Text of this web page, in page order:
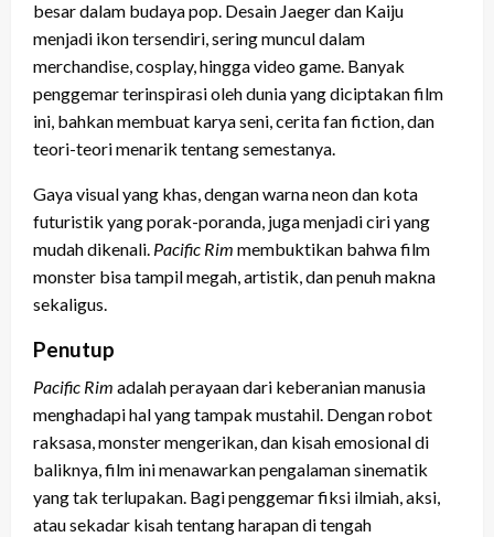
besar dalam budaya pop. Desain Jaeger dan Kaiju
menjadi ikon tersendiri, sering muncul dalam
merchandise, cosplay, hingga video game. Banyak
penggemar terinspirasi oleh dunia yang diciptakan film
ini, bahkan membuat karya seni, cerita fan fiction, dan
teori-teori menarik tentang semestanya.
Gaya visual yang khas, dengan warna neon dan kota
futuristik yang porak-poranda, juga menjadi ciri yang
mudah dikenali. Pacific Rim membuktikan bahwa film
monster bisa tampil megah, artistik, dan penuh makna
sekaligus.
Penutup
Pacific Rim adalah perayaan dari keberanian manusia
menghadapi hal yang tampak mustahil. Dengan robot
raksasa, monster mengerikan, dan kisah emosional di
baliknya, film ini menawarkan pengalaman sinematik
yang tak terlupakan. Bagi penggemar fiksi ilmiah, aksi,
atau sekadar kisah tentang harapan di tengah